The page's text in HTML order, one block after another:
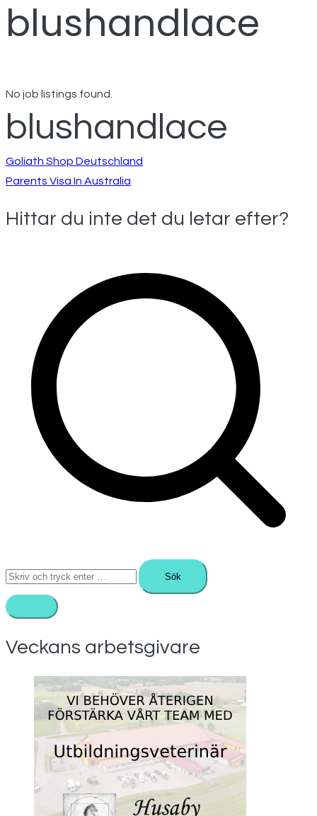
blushandlace
No job listings found.
blushandlace
Goliath Shop Deutschland
Parents Visa In Australia
Hittar du inte det du letar efter?
Sök
efter:
Veckans arbetsgivare